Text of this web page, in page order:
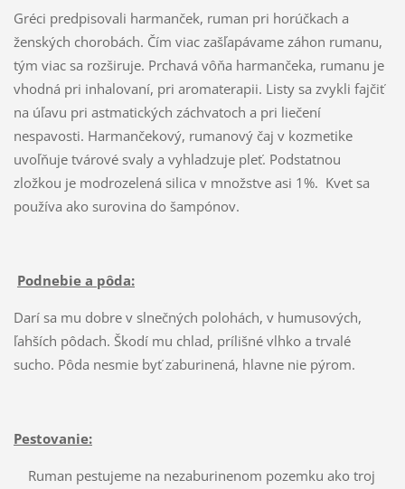
Gréci predpisovali harmanček, ruman pri horúčkach a
ženských chorobách. Čím viac zašľapávame záhon rumanu,
tým viac sa rozširuje. Prchavá vôňa harmančeka, rumanu je
vhodná pri inhalovaní, pri aromaterapii. Listy sa zvykli fajčiť
na úľavu pri astmatických záchvatoch a pri liečení
nespavosti. Harmančekový, rumanový čaj v kozmetike
uvoľňuje tvárové svaly a vyhladzuje pleť. Podstatnou
zložkou je modrozelená silica v množstve asi 1%. Kvet sa
používa ako surovina do šampónov.
Podnebie a pôda:
Darí sa mu dobre v slnečných polohách, v humusových,
ľahších pôdach. Škodí mu chlad, prílišné vlhko a trvalé
sucho. Pôda nesmie byť zaburinená, hlavne nie pýrom.
Pestovanie:
Ruman pestujeme na nezaburinenom pozemku ako troj